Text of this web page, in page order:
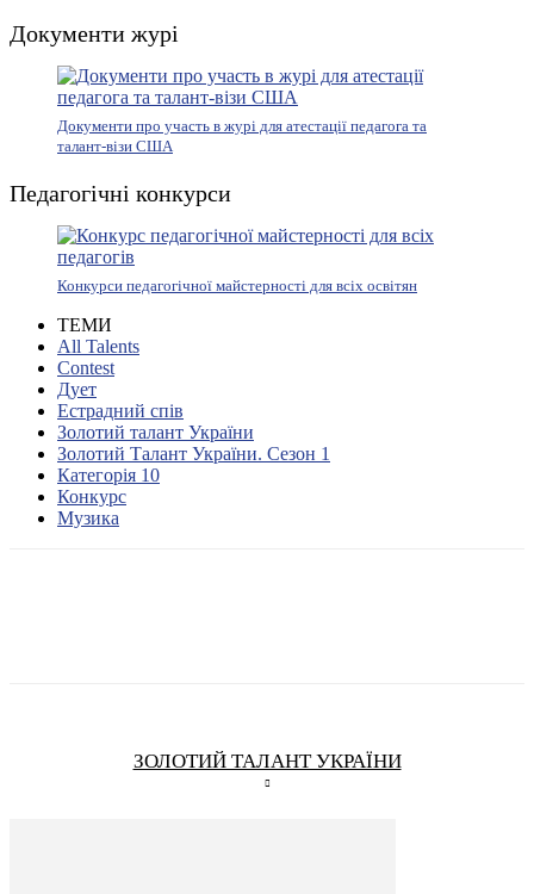
Документи журі
Документи про участь в журі для атестації педагога та
талант-візи США
Педагогічні конкурси
Конкурси педагогічної майстерності для всіх освітян
ТЕМИ
All Talents
Contest
Дует
Естрадний спів
Золотий талант України
Золотий Талант України. Сезон 1
Категорія 10
Конкурс
Музика
ЗОЛОТИЙ ТАЛАНТ УКРАЇНИ